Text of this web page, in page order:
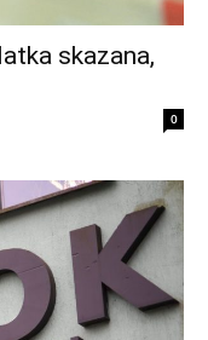
skazana,
0